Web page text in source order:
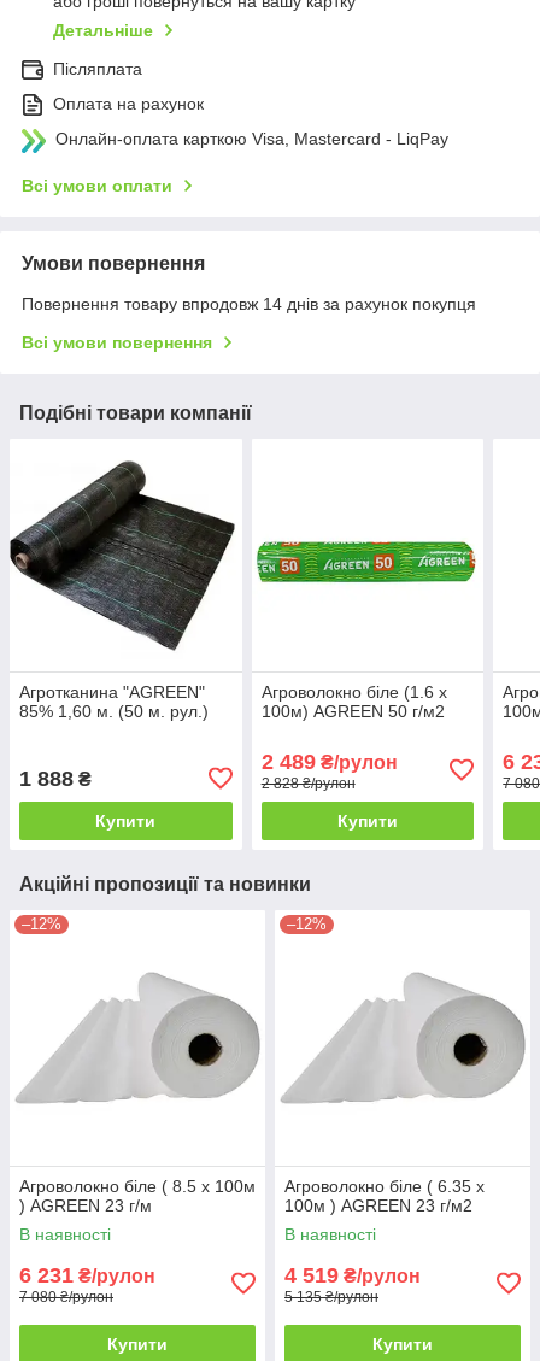
Детальніше
Післяплата
Оплата на рахунок
Онлайн-оплата карткою Visa, Mastercard - LiqPay
Всі умови оплати
Умови повернення
Повернення товару впродовж 14 днів за рахунок покупця
Всі умови повернення
Подібні товари компанії
Агротканина "AGREEN"
85% 1,60 м. (50 м. рул.)
1 888 ₴
Купити
Агроволокно біле (1.6 х
100м) AGREEN 50 г/м2
2 489₴/рулон
2 828 ₴/рулон
Купити
6
7
Акційні пропозиції та новинки
–12%
Агроволокно біле ( 8.5 х 100м
) AGREEN 23 г/м
В наявності
6 231 ₴/рулон
7 080 ₴/рулон
Купити
–12%
Агроволокно біле ( 6.35 х
100м ) AGREEN 23 г/м2
В наявності
4 519 ₴/рулон
5 135 ₴/рулон
Купити